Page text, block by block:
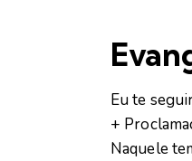
Eu te
+
Naquele